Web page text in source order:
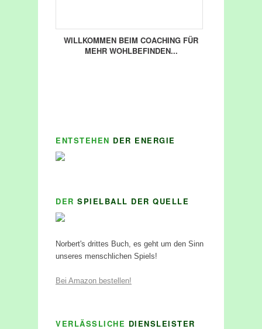
WILLKOMMEN BEIM COACHING FÜR
MEHR WOHLBEFINDEN...
ENTSTEHEN DER ENERGIE
DER SPIELBALL DER QUELLE
Norbert's drittes Buch, es geht um den Sinn
unseres menschlichen Spiels!
Bei Amazon bestellen!
VERLÄSSLICHE DIENSLEISTER